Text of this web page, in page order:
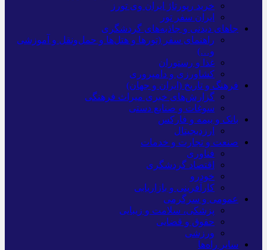
خرید رپورتاژ ایران وی تورز
ایران سفر تور
جاهای دیدنی و جاذبه‌های گردشگری
راهنمای سفر (تورها و هتل‌ها و حمل‌و‌نقل و آموزشی
و…)
غذا و رستوران
کشاورزی و دامپروری
فرهنگ و تاریخ (ایران و جهان)
گزارش‌های خبری میراث فرهنگی
سوغات و صنایع دستی
بانک و بیمه و فارکس
ارزدیجیتال
صنعت و تجارت و خدمات
فناوری
اقتصاد گردشگری
خودرو
کارآفرینی و بازاریابی
عمومی و سرگرمی
پزشکی، سلامت و زیبایی
حقوق و قضایی
ورزشی
سایر راه‌ها